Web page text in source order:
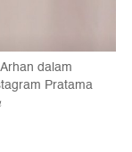
dalam
Pratama